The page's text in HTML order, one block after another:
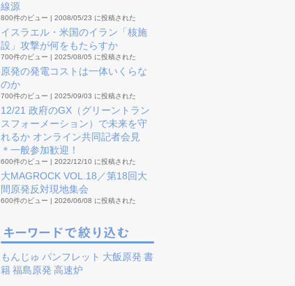
線源
800件のビュー | 2008/05/23 に投稿された
イスラエル・米国のイラン「核施
設」攻撃が何をもたらすか
700件のビュー | 2025/08/05 に投稿された
原発の発電コストは一体いくらな
のか
700件のビュー | 2025/09/03 に投稿された
12/21 政府のGX（グリーントラン
スフォーメーション）で未来を守
れるか オンライン共同記者会見
＊一般参加歓迎！
600件のビュー | 2022/12/10 に投稿された
大MAGROCK VOL.18／第18回大
間原発反対現地集会
600件のビュー | 2026/06/08 に投稿された
もんじゅ パンフレット 大飯原発 書
籍福島原発 高速炉